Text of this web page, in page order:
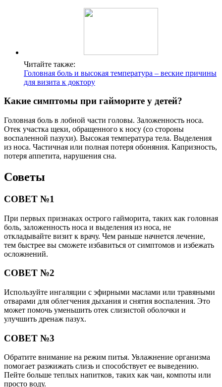
Читайте также:
Головная боль и высокая температура – веские причины
для визита к доктору
Какие симптомы при гайморите у детей?
Головная боль в лобной части головы. Заложенность носа.
Отек участка щеки, обращенного к носу (со стороны
воспаленной пазухи). Высокая температура тела. Выделения
из носа. Частичная или полная потеря обоняния. Капризность,
потеря аппетита, нарушения сна.
Советы
СОВЕТ №1
При первых признаках острого гайморита, таких как головная
боль, заложенность носа и выделения из носа, не
откладывайте визит к врачу. Чем раньше начнется лечение,
тем быстрее вы сможете избавиться от симптомов и избежать
осложнений.
СОВЕТ №2
Используйте ингаляции с эфирными маслами или травяными
отварами для облегчения дыхания и снятия воспаления. Это
может помочь уменьшить отек слизистой оболочки и
улучшить дренаж пазух.
СОВЕТ №3
Обратите внимание на режим питья. Увлажнение организма
помогает разжижать слизь и способствует ее выведению.
Пейте больше теплых напитков, таких как чаи, компоты или
просто воду.